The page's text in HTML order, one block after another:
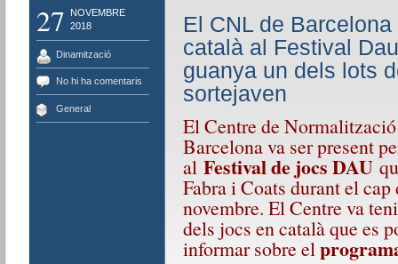
27
NOVEMBRE
2018
Dinamització
No hi ha comentaris
General
El CNL de
català al Festival
guanya un dels lots
sortejaven
El Centre de
Barcelona va ser present
al Festival de jocs DAU
Fabra i Coats durant el
novembre. El Centre va
dels jocs en català que es
informar sobre el